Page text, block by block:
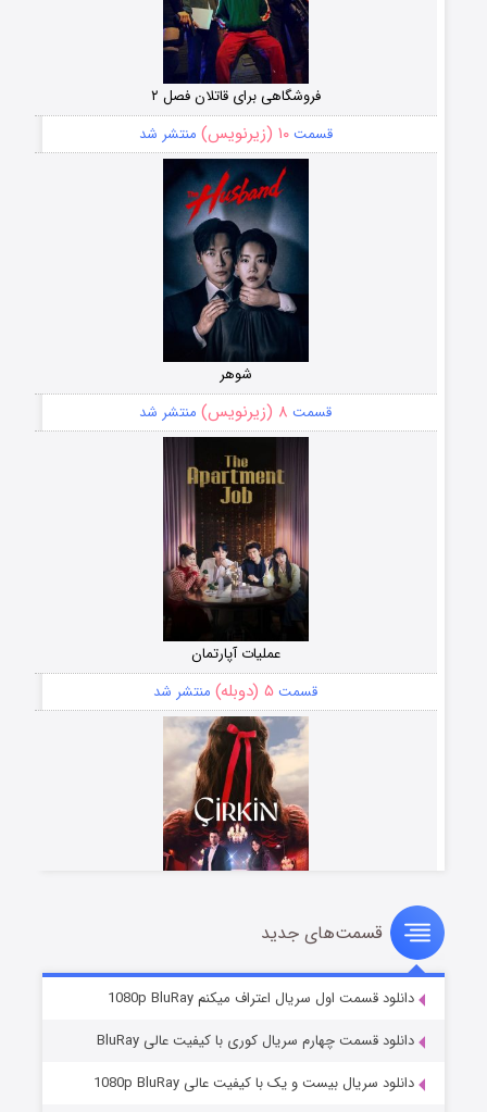
فروشگاهی برای قاتلان فصل ۲
قسمت۱۰ (زیرنویس) منتشر شد
شوهر
قسمت ۸ (زیرنویس) منتشر شد
عملیات آپارتمان
قسمت ۵ (دوبله) منتشر شد
سریال زشت
قسمت۲ (زیرنویس) منتشر شد
قسمت‌های جدید
دانلود قسمت اول سریال اعتراف میکنم 1080p BluRay
دانلود قسمت چهارم سریال کوری با کیفیت عالی BluRay
دانلود سریال بیست و یک با کیفیت عالی 1080p BluRay